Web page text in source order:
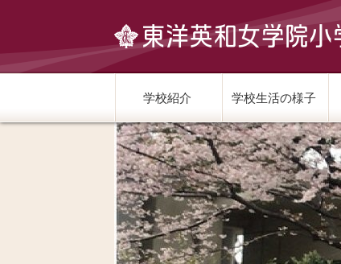
学校紹介 学校生活の様子